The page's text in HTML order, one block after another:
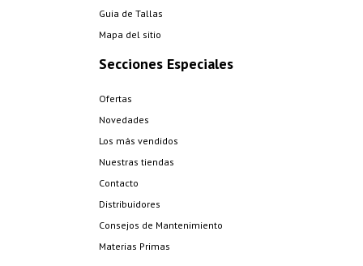
Guia de Tallas
Mapa del sitio
Secciones Especiales
Ofertas
Novedades
Los más vendidos
Nuestras tiendas
Contacto
Distribuidores
Consejos de Mantenimiento
Materias Primas